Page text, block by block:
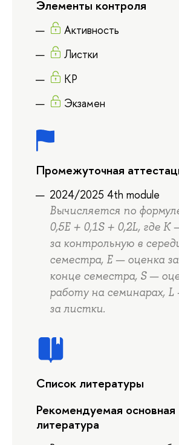
Элементы контроля
Активность
Листки
КР
Экзамен
Промежуточная
2024/2025 4th module
Вычисляется по
0,5E + 0,1S + 0,2L, где K
за контрольную в
семестра, E — оценка
конце семестра, S —
работу на семинарах,
за листки.
Список литературы
Рекомендуемая основная
литература